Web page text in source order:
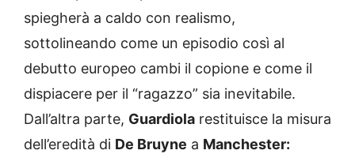
spiegherà a caldo con realismo,
sottolineando come un episodio così al
debutto europeo cambi il copione e come il
dispiacere per il “ragazzo” sia inevitabile.
Dall’altra parte, Guardiola restituisce la misura
dell’eredità di De Bruyne a Manchester: